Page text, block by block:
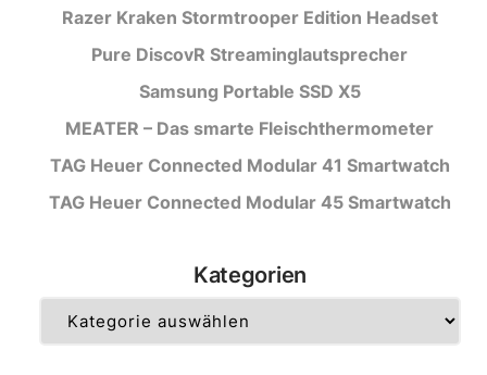
Razer Kraken Stormtrooper Edition Headset
Pure DiscovR Streaminglautsprecher
Samsung Portable SSD X5
MEATER – Das smarte Fleischthermometer
TAG Heuer Connected Modular 41 Smartwatch
TAG Heuer Connected Modular 45 Smartwatch
Kategorien